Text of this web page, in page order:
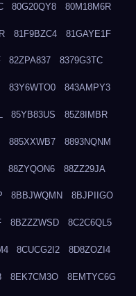
80G20QY8 80M18M6R
81F9BZC4 81GAYE1F
82ZPA837 8379G3TC
83Y6WTO0 843AMPY3
85YB83US 85Z8IMBR
885XXWB7 8893NQNM
88ZYQON6 88ZZ29JA
8BBJWQMN 8BJPIIGO
8BZZZWSD 8C2C6QL5
8CUCG2I2 8D8ZOZI4
8EK7CM3O 8EMTYC6G